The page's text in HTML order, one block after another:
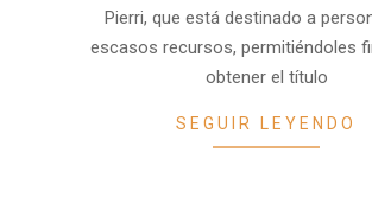
Pierri, que está destinado a
escasos recursos, permitiéndoles
obtener el título
SEGUIR LEYENDO